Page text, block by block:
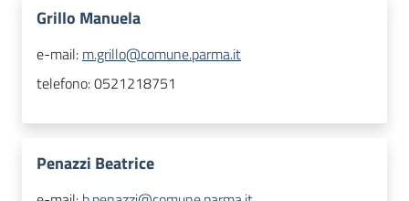
Grillo Manuela
e-mail: m.grillo@comune.parma.it
telefono:0521218751
Penazzi Beatrice